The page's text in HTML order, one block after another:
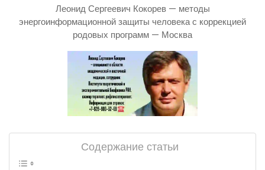
Леонид Сергеевич Кокорев — методы
энергоинформационной защиты человека с коррекцией
родовых программ — Москва
Содержание статьи